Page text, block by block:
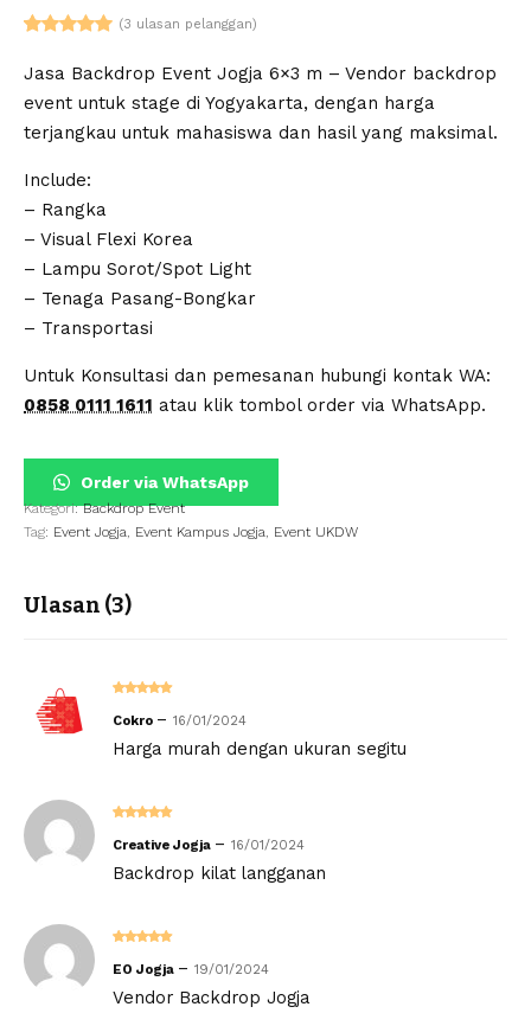
5.00dari 5
penilaian
pelanggan
(3 ulasan pelanggan)
Jasa Backdrop Event Jogja 6×3 m – Vendor backdrop
event untuk stage di Yogyakarta, dengan harga
terjangkau untuk mahasiswa dan hasil yang maksimal.
Include:
– Rangka
– Visual Flexi Korea
– Lampu Sorot/Spot Light
– Tenaga Pasang-Bongkar
– Transportasi
Untuk Konsultasi dan pemesanan hubungi kontak WA:
0858 0111 1611 atau klik tombol order via WhatsApp.
Order via WhatsApp
Kategori:Backdrop Event
Tag: Event Jogja Event Kampus Jogja Event UKDW
Ulasan (3)
dari 5
Cokro – 16/01/2024
Harga murah dengan ukuran segitu
dari 5
Creative Jogja – 16/01/2024
Backdrop kilat langganan
dari 5
EO Jogja – 19/01/2024
Vendor Backdrop Jogja